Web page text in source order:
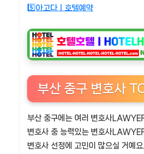
5️⃣아고다ㅣ호텔예약
부산 중구 변호사
부산 중구에는 여러 변호사
변호사 중 능력있는 변호사
변호사 선정에 고민이 많으실 거예